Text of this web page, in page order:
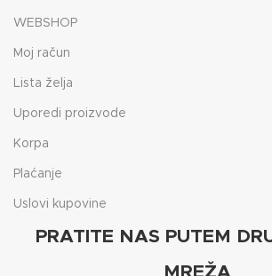
WEBSHOP
Moj račun
Lista želja
Uporedi proizvode
Korpa
Plaćanje
Uslovi kupovine
PRATITE NAS PUTEM
MREŽA